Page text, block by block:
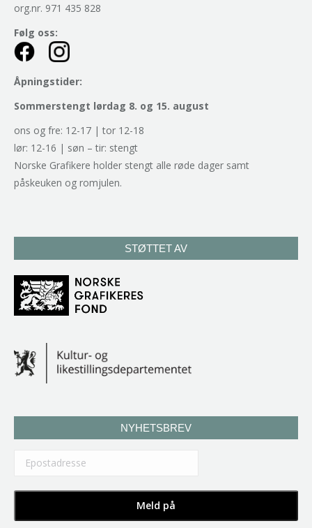
org.nr. 971 435 828
Følg oss:
Åpningstider:
Sommerstengt lørdag 8. og 15. august
ons og fre: 12-17 | tor 12-18
lør: 12-16 | søn – tir: stengt
Norske Grafikere holder stengt alle røde dager samt
påskeuken og romjulen.
STØTTET AV
NYHETSBREV